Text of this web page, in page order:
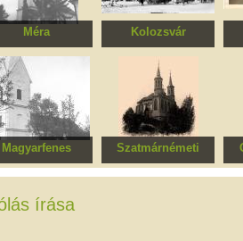
Méra
templom
Kolozsvár
Magyarfenes
katolikus
Szatmárnémeti
Kálvária templom
írása